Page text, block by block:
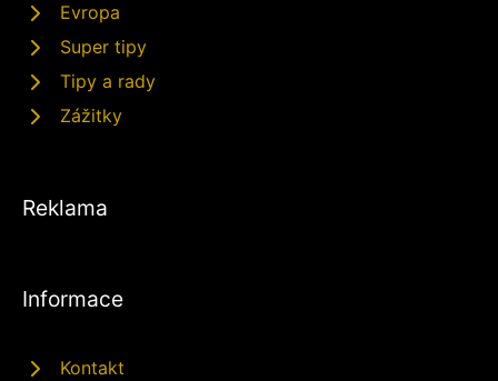
Evropa
Super tipy
Tipy a rady
Zážitky
Reklama
Informace
Kontakt